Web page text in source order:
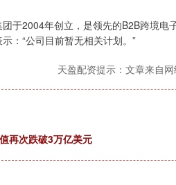
2004年创立，是领先的B2B跨境电
：“公司目前暂无相关计划。”
天盈配资提示：文章来自网
再次跌破3万亿美元